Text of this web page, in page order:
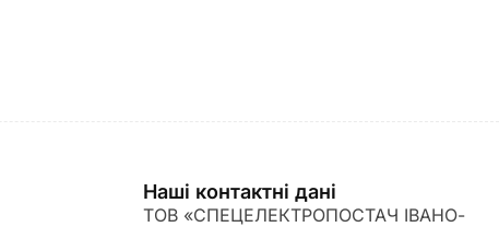
Наші контактні дані
ТОВ «СПЕЦЕЛЕКТРОПОСТАЧ ІВАНО-